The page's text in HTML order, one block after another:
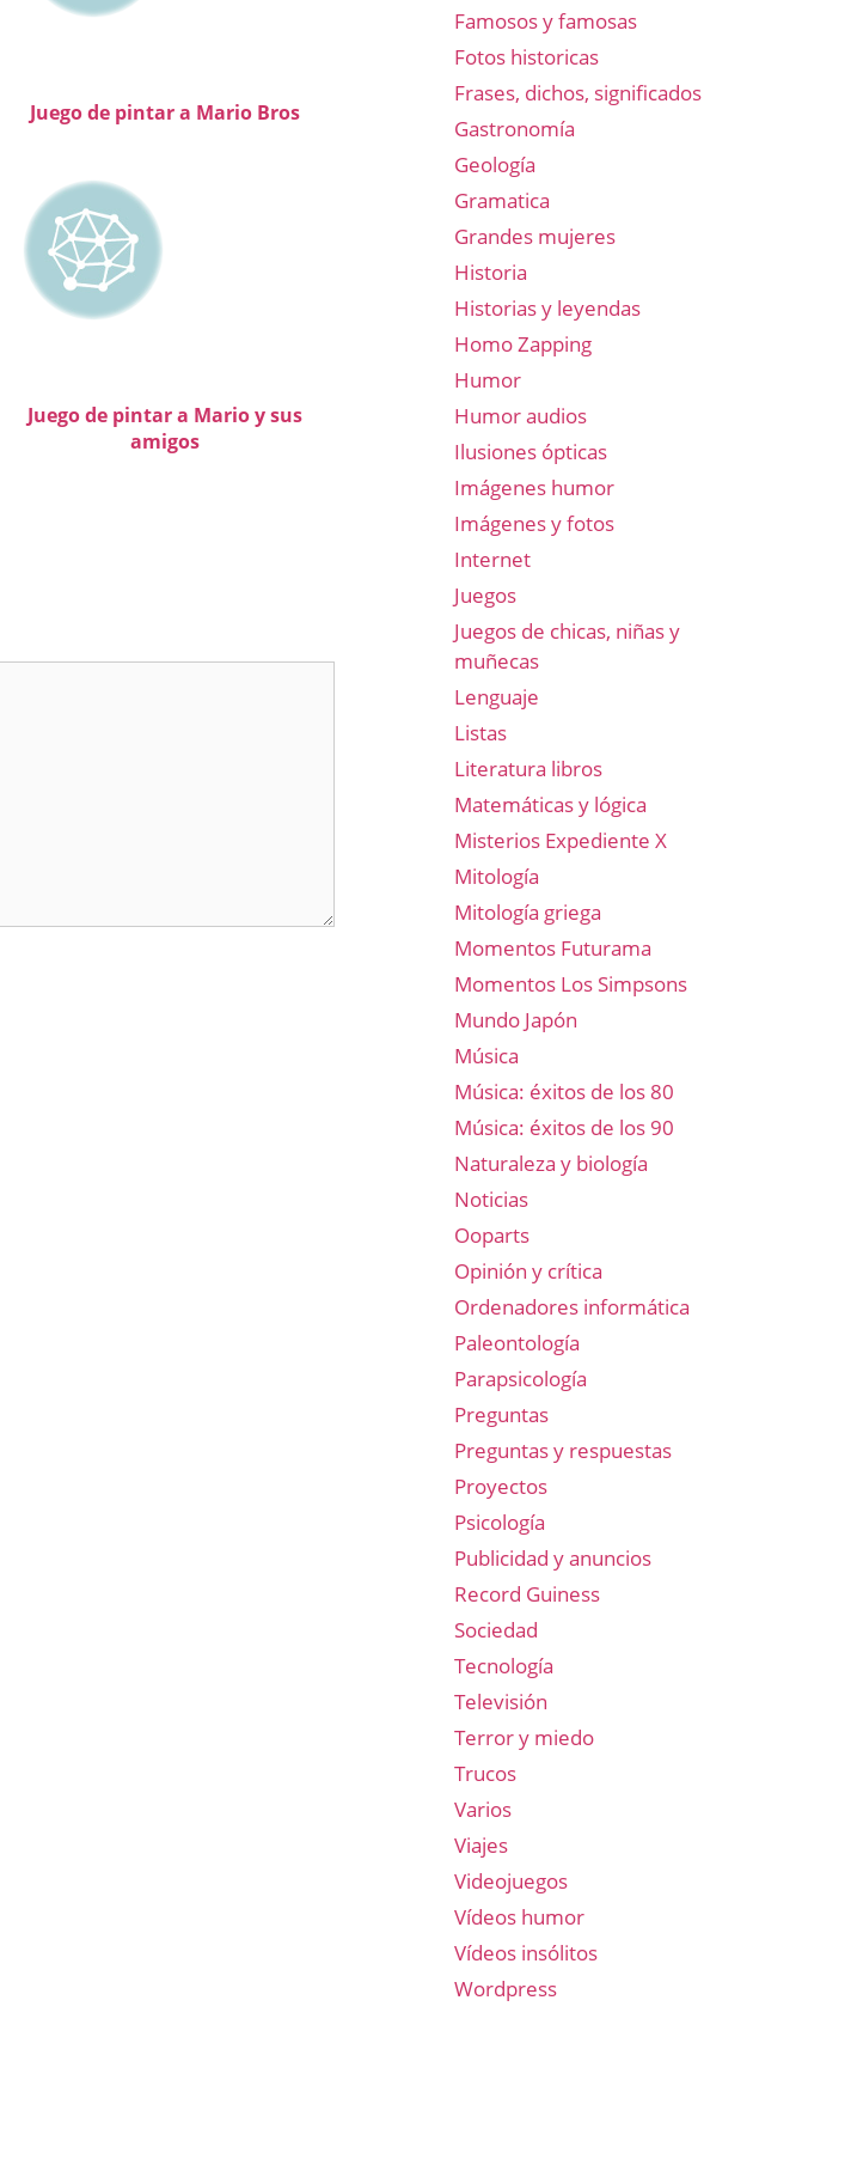
Juego de pintar a Mario Bros
Juego de pintar a Mario y sus
amigos
Famosos y famosas
Fotos historicas
Frases, dichos, significados
Gastronomía
Geología
Gramatica
Grandes mujeres
Historia
Historias y leyendas
Homo Zapping
Humor
Humor audios
Ilusiones ópticas
Imágenes humor
Imágenes y fotos
Internet
Juegos
Juegos de chicas, niñas y
muñecas
Lenguaje
Listas
Literatura libros
Matemáticas y lógica
Misterios Expediente X
Mitología
Mitología griega
Momentos Futurama
Momentos Los Simpsons
Mundo Japón
Música
Música: éxitos de los 80
Música: éxitos de los 90
Naturaleza y biología
Noticias
Ooparts
Opinión y crítica
Ordenadores informática
Paleontología
Parapsicología
Preguntas
Preguntas y respuestas
Proyectos
Psicología
Publicidad y anuncios
Record Guiness
Sociedad
Tecnología
Televisión
Terror y miedo
Trucos
Varios
Viajes
Videojuegos
Vídeos humor
Vídeos insólitos
Wordpress